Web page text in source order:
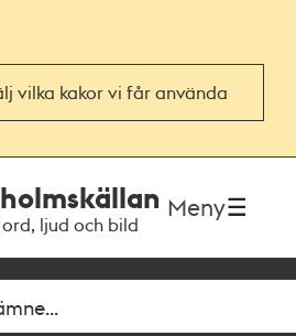
vilka kakor vi får använda
ljud och bild
Meny